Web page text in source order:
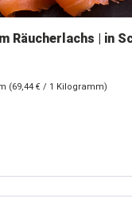
Räucherlachs | in
(69,44 € / 1 Kilogramm)